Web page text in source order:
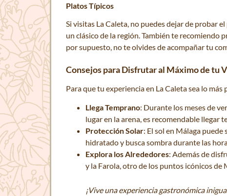
Platos Típicos
Si visitas La Caleta, no puedes dejar de probar el
un clásico de la región. También te recomiendo
por supuesto, no te olvides de acompañar tu
Consejos para Disfrutar al Máximo de tu
Para que tu experiencia en La Caleta sea lo
Llega Temprano: Durante los meses de
lugar en la arena, es recomendable llegar
Protección Solar: El sol en Málaga
hidratado y busca sombra durante las
Explora los Alrededores: Además de
y la Farola, otro de los puntos icónicos de
¡Vive una experiencia gastronómica